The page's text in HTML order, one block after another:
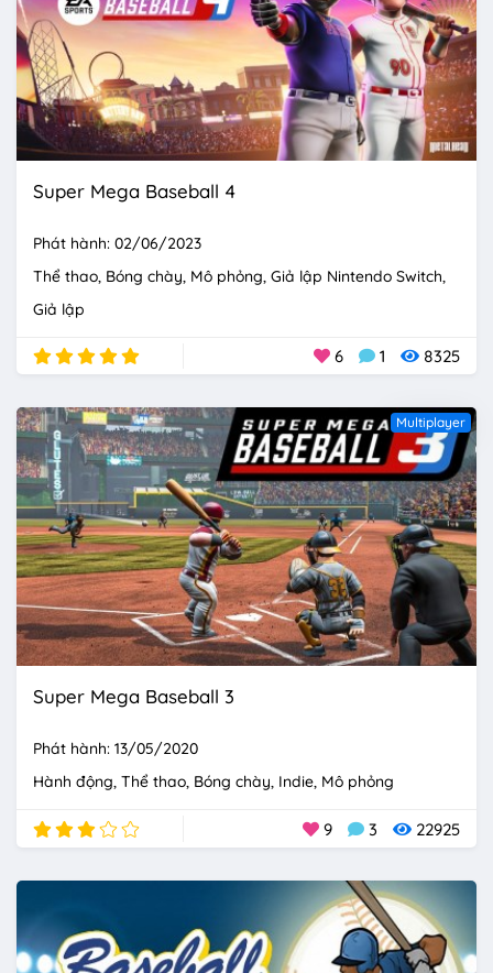
Super Mega Baseball 4
Phát hành: 02/06/2023
Thể thao Bóng chày Mô phỏng Giả lập Nintendo Switch
Giả lập
6 1 8325
Multiplayer
Super Mega Baseball 3
Phát hành: 13/05/2020
Hành động Thể thao Bóng chày Indie Mô phỏng
9 3 22925